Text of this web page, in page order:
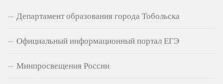
Департамент образования города Тобольска
Официальный информационный портал ЕГЭ
Минпросвещения России